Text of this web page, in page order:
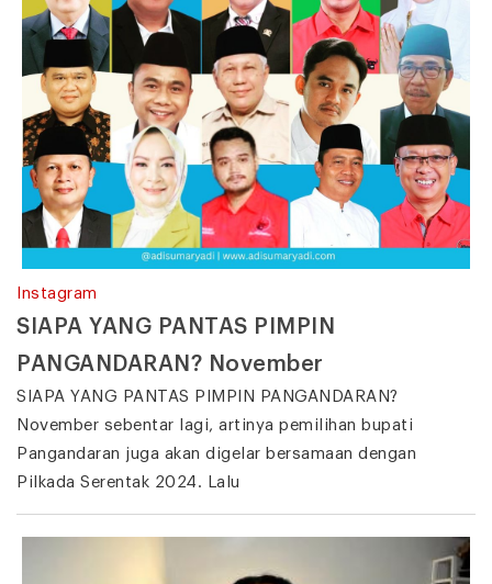
Instagram
SIAPA YANG PANTAS PIMPIN
PANGANDARAN? November
SIAPA YANG PANTAS PIMPIN PANGANDARAN?
November sebentar lagi, artinya pemilihan bupati
Pangandaran juga akan digelar bersamaan dengan
Pilkada Serentak 2024. Lalu